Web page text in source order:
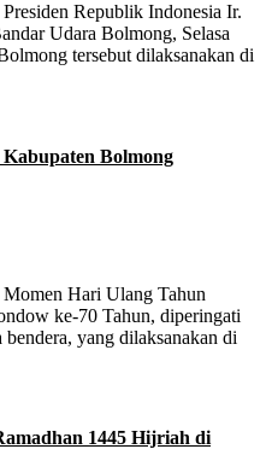
Republik Indonesia Ir.
Udara Bolmong, Selasa
tersebut dilaksanakan di
Bolmong
Hari Ulang Tahun
ke-70 Tahun, diperingati
yang dilaksanakan di
1445 Hijriah di